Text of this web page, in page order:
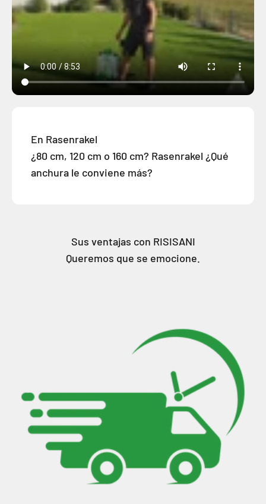
En Rasenrakel
¿80 cm, 120 cm o 160 cm? Rasenrakel ¿Qué
anchura le conviene más?
Sus ventajas con RISISANI
Queremos que se emocione.